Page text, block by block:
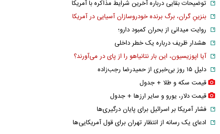
توضیحات بقایی درباره آخرین شرایط مذاکره با آمریکا
بنزینِ گران، برگ برنده خودروسازان آسیایی در آمریکا
روایت میدانی از بحران کمبود دارو؛
هشدار ظریف درباره یک خطر داخلی
آیا اپوزیسیون، این بار نتانیاهو را از پای در می‌آورند؟
دلیل ۱۵ روز بی‌خبری از حمیدرضا رجب‌زاده
قیمت سکه و طلا + جدول
قیمت دلار، یورو و سایر ارز‌ها + جدول
فشار آمریکا بر اسرائیل برای پایان درگیری‌ها
ادعای یک رسانه از انتظار تهران برای قول آمریکایی‌ها